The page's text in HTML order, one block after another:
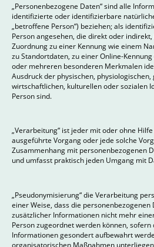
„Personenbezogene Daten“ sind alle
identifizierte oder identifizierbare
„betroffene Person“) beziehen; als
Person angesehen, die direkt oder
Zuordnung zu einer Kennung wie einem
zu Standortdaten, zu einer Online-
oder mehreren besonderen Merkmalen
Ausdruck der physischen, physiologischen,
wirtschaftlichen, kulturellen oder sozialen
Person sind.
„Verarbeitung“ ist jeder mit oder ohne
ausgeführte Vorgang oder jede solche
Zusammenhang mit personenbezogenen
und umfasst praktisch jeden Umgang mit
„Pseudonymisierung“ die Verarbeitung
einer Weise, dass die
zusätzlicher Informationen nicht mehr
Person zugeordnet werden können, sofern
Informationen gesondert aufbewahrt
organisatorischen Maßnahmen